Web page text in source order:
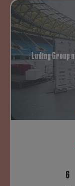
Luding Group
6